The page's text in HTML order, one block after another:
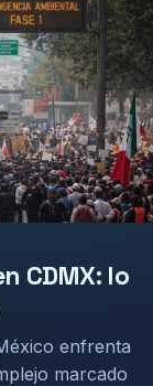
CDMX: lo
enfrenta
marcado